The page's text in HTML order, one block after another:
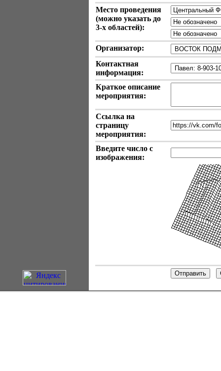
Место проведения
(можно указать до
3-х областей):
Организатор:
Контактная
информация:
Краткое описание
мероприятия:
Ссылка на
страницу
мероприятия:
Введите число с
изображения: